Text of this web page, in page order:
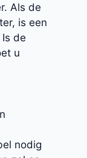
Als de
is een
de
u
nodig